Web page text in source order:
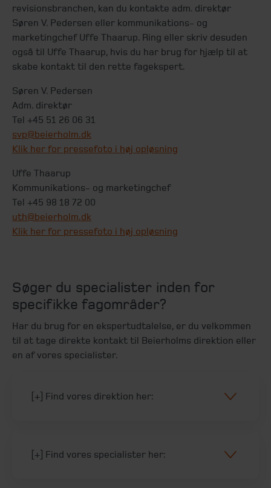
revisionsbranchen, kan du kontakte adm. direktør
Søren V. Pedersen eller kommunikations- og
marketingchef Uffe Thaarup. Ring eller skriv desuden
også til Uffe Thaarup, hvis du har brug for hjælp til at
skabe kontakt til den rette fagekspert.
Søren V. Pedersen
Adm. direktør
Tel +45 51 26 06 31
svp@beierholm.dk
Klik her for pressefoto i høj opløsning
Uffe Thaarup
Kommunikations- og marketingchef
Tel +45 98 18 72 00
uth@beierholm.dk
Klik her for pressefoto i høj opløsning
Søger du specialister inden for
specifikke fagområder?
Har du brug for en ekspertudtalelse, er du velkommen
til at tage direkte kontakt til Beierholms direktion eller
en af vores specialister.
[+] Find vores direktion her:
[+] Find vores specialister her: